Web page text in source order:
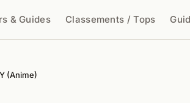
& Guides Classements / Tops
(Anime)